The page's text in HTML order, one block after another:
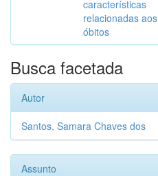
características
relacionadas aos
óbitos
Busca facetada
Autor
Santos, Samara Chaves dos
Assunto